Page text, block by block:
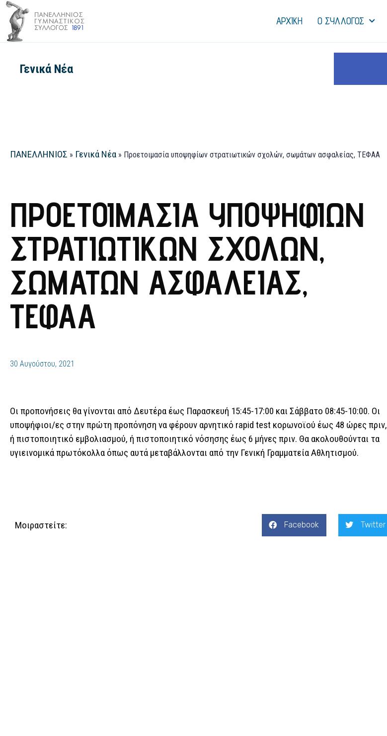
ΑΡΧΙΚΗ Ο ΣΥΛΛΟΓΟΣ
Γενικά Νέα
ΠΑΝΕΛΛΗΝΙΟΣ » Γενικά Νέα » Προετοιμασία υποψηφίων στρατιωτικών σχολών, σωμάτων ασφαλείας, ΤΕΦΑΑ
ΠΡΟΕΤΟΙΜΑΣΊΑ ΥΠΟΨΗΦΊΩΝ
ΣΤΡΑΤΙΩΤΙΚΏΝ ΣΧΟΛΏΝ,
ΣΩΜΆΤΩΝ ΑΣΦΑΛΕΊΑΣ,
ΤΕΦΑΑ
30 Αυγούστου, 2021
Οι προπονήσεις θα γίνονται από Δευτέρα έως Παρασκευή 15:45-17:00 και Σάββατο 08:45-10:00. Οι
υποψήφιοι/ες στην πρώτη προπόνηση να φέρουν αρνητικό rapid test κορωνοϊού έως 48 ώρες πριν,
ή πιστοποιητικό εμβολιασμού, ή πιστοποιητικό νόσησης έως 6 μήνες πριν. Θα ακολουθούνται τα
υγιεινομικά πρωτόκολλα όπως αυτά μεταβάλλονται από την Γενική Γραμματεία Αθλητισμού.
Μοιραστείτε: Facebook Twitter